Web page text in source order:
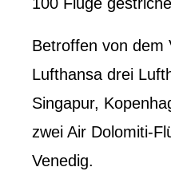
Betroffen von dem
Lufthansa drei
Singapur,
zwei Air Dolomiti-
Venedig.